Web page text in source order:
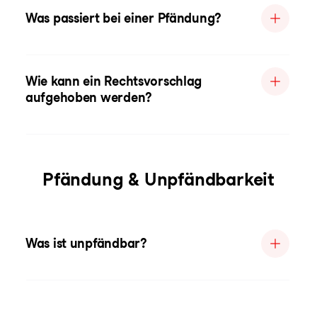
Was passiert bei einer Pfändung?
Wie kann ein Rechtsvorschlag
aufgehoben werden?
Pfändung & Unpfändbarkeit
Was ist unpfändbar?